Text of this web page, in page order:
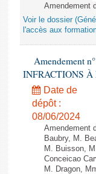
Questions
Comptes rendus
Amendement
Voir le dossier
l'accès aux
Amendement
INFRACTIONS À
Date de
dépôt :
08/06/2024
Amendement
Baubry, M.
M. Buisson,
Conceicao
M. Dragon,